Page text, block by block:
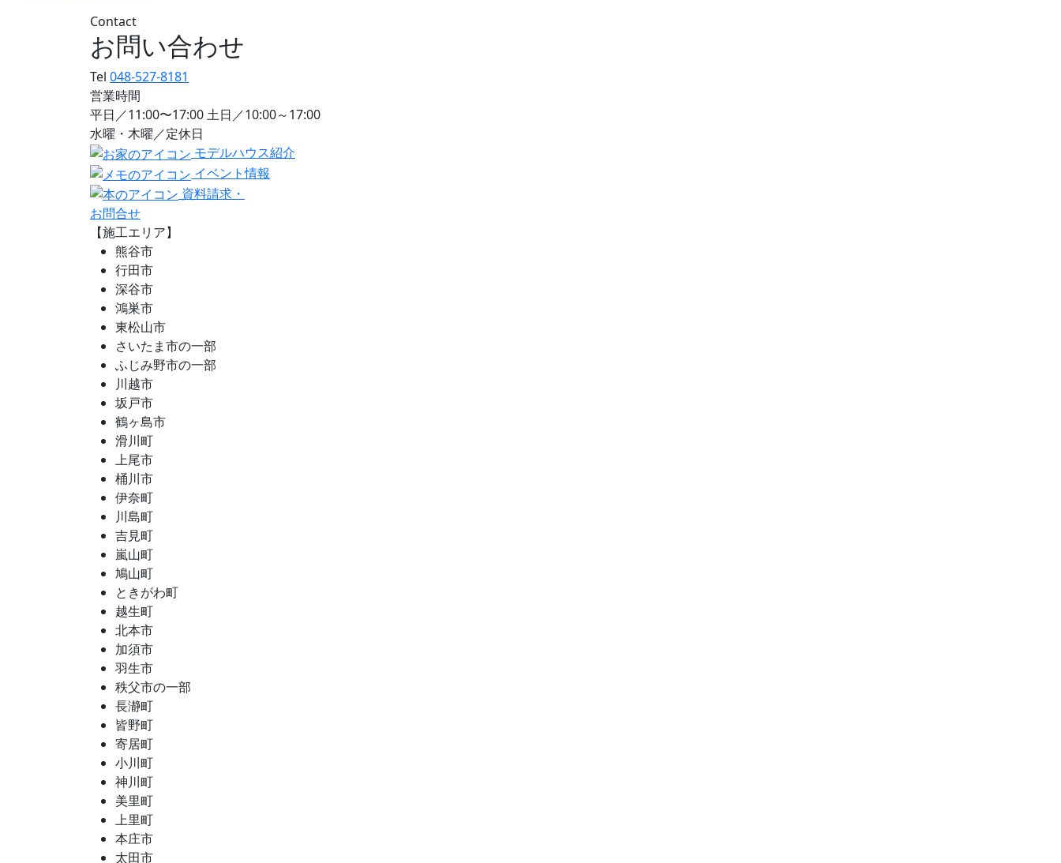
Contact
お問い合わせ
Tel 048-527-8181
営業時間
平日／11:00〜17:00 土日／10:00～17:00
水曜・木曜／定休日
モデルハウス紹介
イベント情報
資料請求・
お問合せ
【施工エリア】
熊谷市
行田市
深谷市
鴻巣市
東松山市
さいたま市の一部
ふじみ野市の一部
川越市
坂戸市
鶴ヶ島市
滑川町
上尾市
桶川市
伊奈町
川島町
吉見町
嵐山町
鳩山町
ときがわ町
越生町
北本市
加須市
羽生市
秩父市の一部
長瀞町
皆野町
寄居町
小川町
神川町
美里町
上里町
本庄市
太田市